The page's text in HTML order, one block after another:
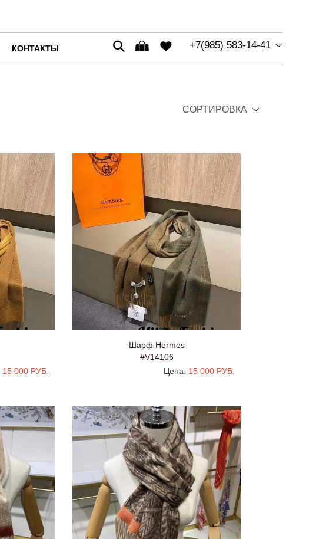
КОНТАКТЫ +7(985) 583-14-41
СОРТИРОВКА
15 000 РУБ.
Шарф Hermes
#V14106
Цена: 15 000 РУБ.